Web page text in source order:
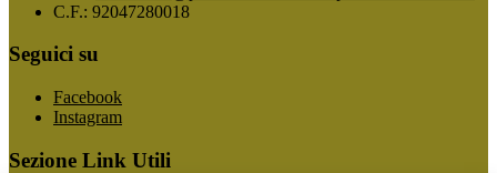
C.F.: 92047280018
Seguici su
Facebook
Instagram
Sezione Link Utili